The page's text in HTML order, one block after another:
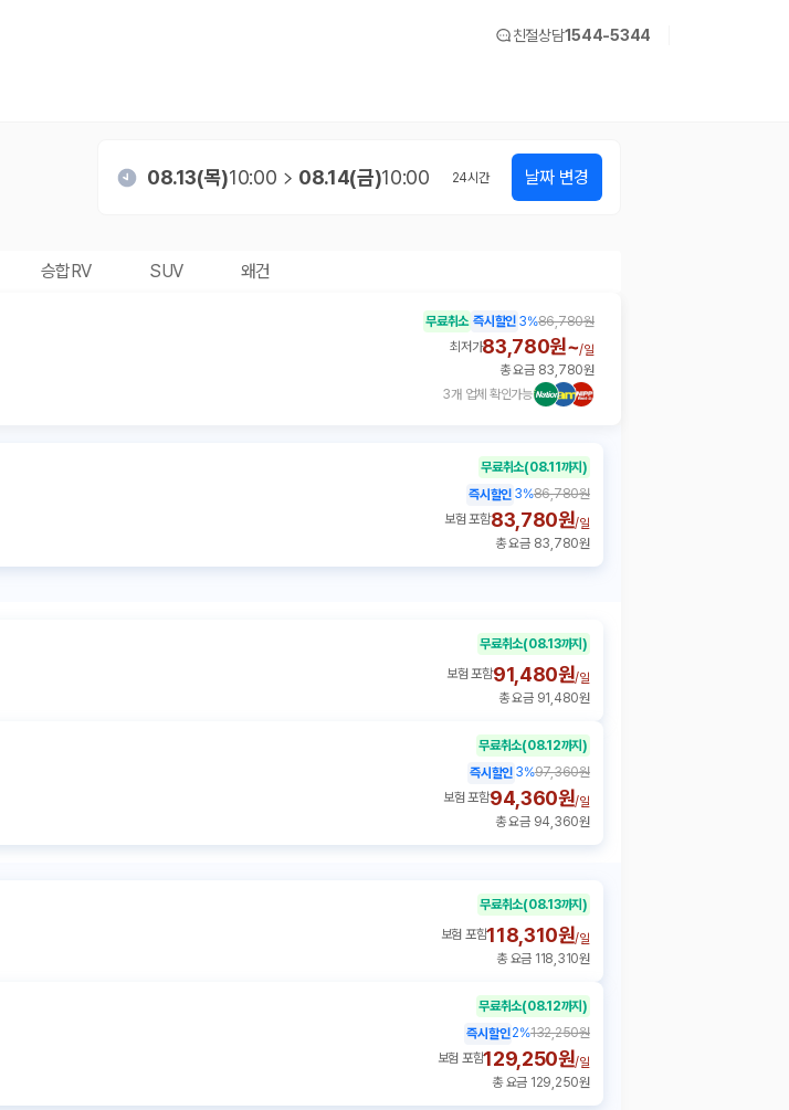
친절상담1544-5344
08.13(목)10:00 08.14(금)10:00 24시간 날짜 변경
승합RV SUV 왜건
3개 업체 확인가능
무료취소 즉시할인 3%86,780원
최저가83,780원~/일
총 요금 83,780원
무료취소(08.11까지)
즉시할인 3%86,780원
보험 포함83,780원/일
총 요금 83,780원
무료취소(08.13까지)
보험 포함91,480원/일
총 요금 91,480원
무료취소(08.12까지)
즉시할인 3%97,360원
보험 포함94,360원/일
총 요금 94,360원
무료취소(08.13까지)
보험 포함118,310원/일
총 요금 118,310원
무료취소(08.12까지)
즉시할인2%132,250원
보험 포함129,250원/일
총 요금 129,250원